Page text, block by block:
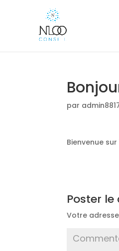
par
Bienvenue
Poster
Votre